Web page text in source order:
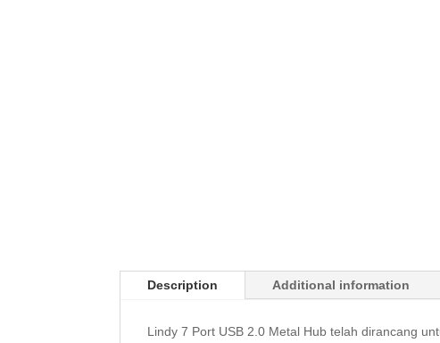
Description Additional information
Lindy 7 Port USB 2.0 Metal Hub telah dirancang